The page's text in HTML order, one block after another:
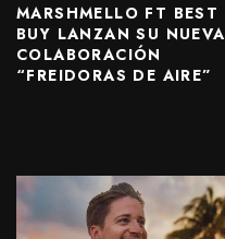
MARSHMELLO FT BEST
BUY LANZAN SU NUEVA
COLABORACIÓN
“FREIDORAS DE AIRE”